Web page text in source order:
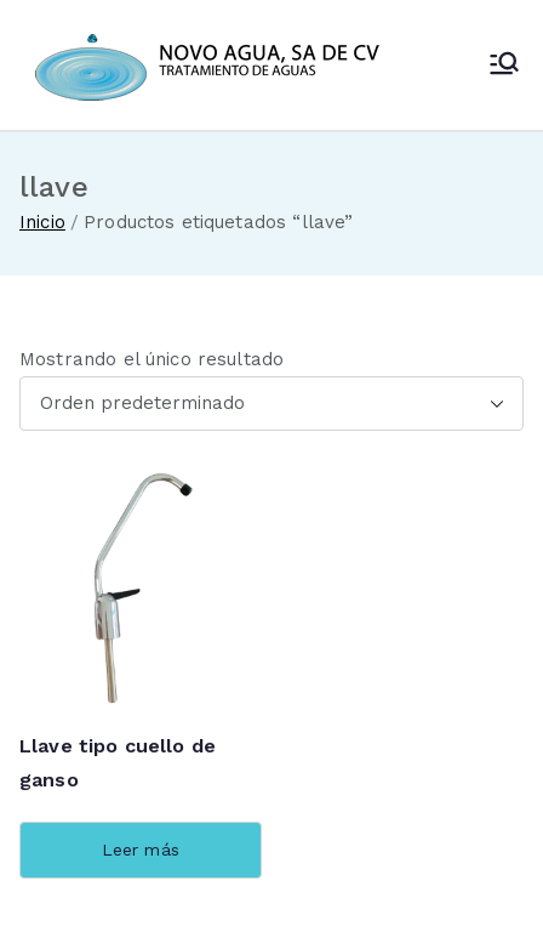
contenido
Novo Agua
llave
Inicio Productos etiquetados “llave”
Mostrando el único resultado
Llave tipo cuello de
ganso
Leer más